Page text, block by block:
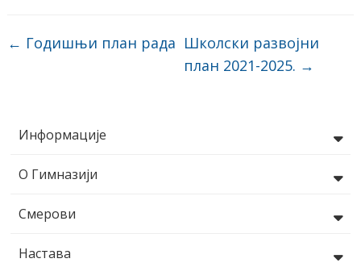
Информације
О Гимназији
Смерови
Настава
← Годишњи план рада Школски развојни
план 2021-2025. →